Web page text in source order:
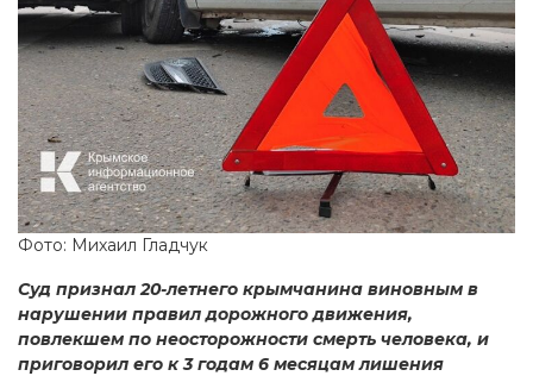
Фото: Михаил Гладчук
Суд признал 20-летнего крымчанина виновным в
нарушении правил дорожного движения,
повлекшем по неосторожности смерть человека, и
приговорил его к 3 годам 6 месяцам лишения